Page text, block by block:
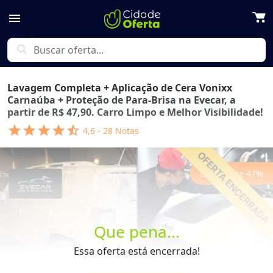
menu
search
Que pena...
Essa oferta está encerrada!
Lavagem Completa + Aplicação de Cera Vonixx
Carnaúba + Proteção de Para-Brisa na Evecar, a
partir de R$ 47,90. Carro Limpo e Melhor Visibilidade!
starstarstarstarstar_half 4,6 - 28 Notas
Economize 47%